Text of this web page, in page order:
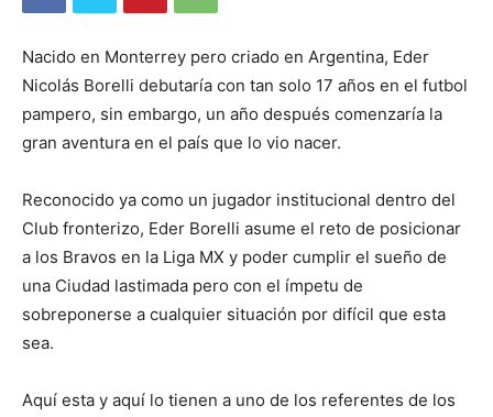
Nacido en Monterrey pero criado en Argentina, Eder
Nicolás Borelli debutaría con tan solo 17 años en el futbol
pampero, sin embargo, un año después comenzaría la
gran aventura en el país que lo vio nacer.
Reconocido ya como un jugador institucional dentro del
Club fronterizo, Eder Borelli asume el reto de posicionar
a los Bravos en la Liga MX y poder cumplir el sueño de
una Ciudad lastimada pero con el ímpetu de
sobreponerse a cualquier situación por difícil que esta
sea.
Aquí esta y aquí lo tienen a uno de los referentes de los